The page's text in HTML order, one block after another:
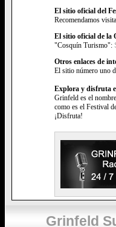
El sitio oficial del
Recomendamos
El sitio oficial de la
"Cosquín Turismo":
Otros enlaces de
El sitio número uno
Explora y disfruta
Grinfeld es el
como es el Festival
¡Disfruta!
Grinfeld